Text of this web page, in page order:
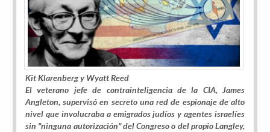
Kit Klarenberg y Wyatt Reed
El veterano jefe de contrainteligencia de la CIA, James
Angleton, supervisó en secreto una red de espionaje de alto
nivel que involucraba a emigrados judíos y agentes israelíes
sin "ninguna autorización" del Congreso o del propio Langley,